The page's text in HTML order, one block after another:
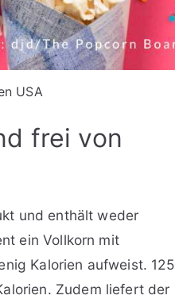
USA
frei von
und enthält weder
ein Vollkorn mit
Kalorien aufweist. 125
Zudem liefert der